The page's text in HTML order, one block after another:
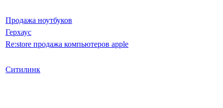
Продажа ноутбуков
Герхаус
Re:store продажа компьютеров apple
Ситилинк